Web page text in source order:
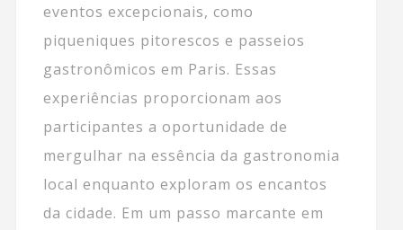
eventos excepcionais, como
piqueniques pitorescos e passeios
gastronômicos em Paris. Essas
experiências proporcionam aos
participantes a oportunidade de
mergulhar na essência da gastronomia
local enquanto exploram os encantos
da cidade. Em um passo marcante em